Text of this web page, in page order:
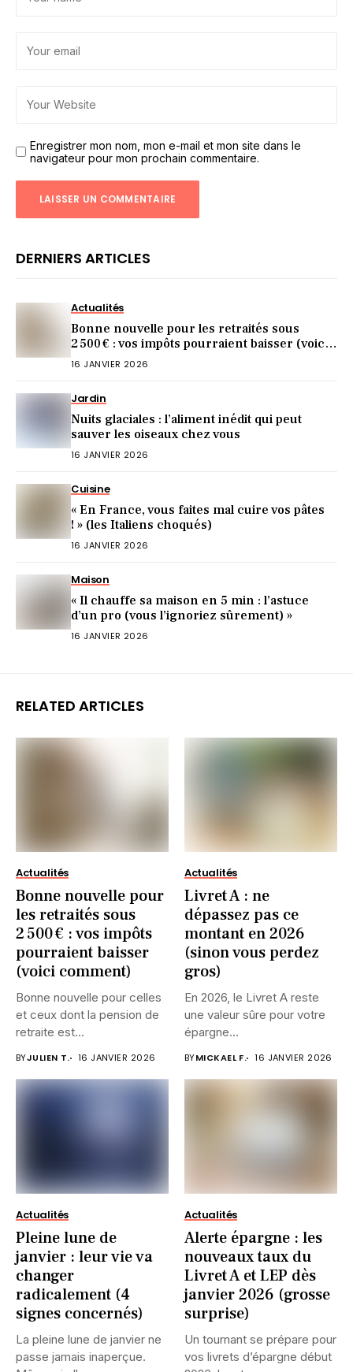
Enregistrer mon nom, mon e-mail et mon site dans le
navigateur pour mon prochain commentaire.
DERNIERS ARTICLES
Actualités
Bonne nouvelle pour les retraités sous
2 500 € : vos impôts pourraient baisser (voici
comment)
16 JANVIER 2026
Jardin
Nuits glaciales : l’aliment inédit qui peut
sauver les oiseaux chez vous
16 JANVIER 2026
Cuisine
« En France, vous faites mal cuire vos pâtes
! » (les Italiens choqués)
16 JANVIER 2026
Maison
« Il chauffe sa maison en 5 min : l’astuce
d’un pro (vous l’ignoriez sûrement) »
16 JANVIER 2026
RELATED ARTICLES
Actualités
Bonne nouvelle pour
les retraités sous
2 500 € : vos impôts
pourraient baisser
(voici comment)
Bonne nouvelle pour celles
et ceux dont la pension de
retraite est...
BYJULIEN T. 16 JANVIER 2026
Actualités
Livret A : ne
dépassez pas ce
montant en 2026
(sinon vous perdez
gros)
En 2026, le Livret A reste
une valeur sûre pour votre
épargne...
BYMICKAEL F. 16 JANVIER 2026
Actualités
Pleine lune de
janvier : leur vie va
changer
radicalement (4
signes concernés)
La pleine lune de janvier ne
passe jamais inaperçue.
Actualités
Alerte épargne : les
nouveaux taux du
Livret A et LEP dès
janvier 2026 (grosse
surprise)
Un tournant se prépare pour
vos livrets d’épargne début